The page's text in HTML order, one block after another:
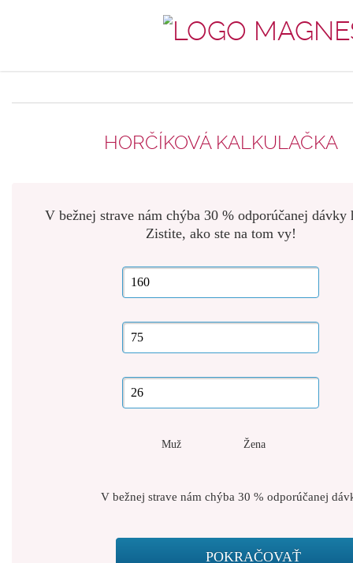
HORČÍKOVÁ KALKULAČKA
V bežnej strave nám chýba 30 % odporúčanej dávky
Zistite, ako ste na tom vy!
Muž Žena
V bežnej strave nám chýba 30 % odporúčanej